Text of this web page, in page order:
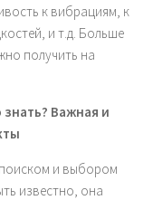
к вибрациям, к
и т.д. Больше
получить на
Важная и
и выбором
известно, она